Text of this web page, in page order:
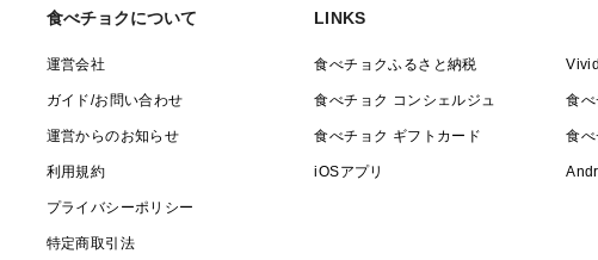
食べチョクについて
運営会社
ガイド/お問い合わせ
運営からのお知らせ
利用規約
プライバシーポリシー
特定商取引法
LINKS
食べチョクふるさと納税
食べチョク コンシェルジュ 食べ
食べチョク ギフトカード 食
iOSアプリ